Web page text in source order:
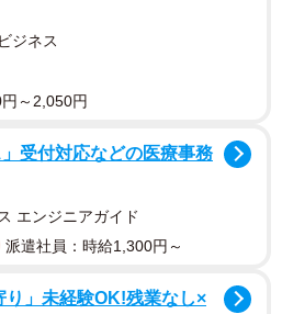
6月、当時パートナーだったウ
との間に第1子カタリナをもうけ
、リプニツカヤさんのインスタ
ジネス
～2,050円
」受付対応などの医療事務
エンジニアガイド
派遣社員：時給1,300円～
り」未経験OK!残業なし×